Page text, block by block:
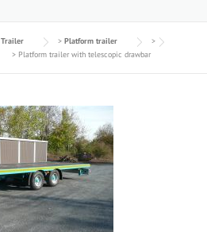
Trailer > Platform trailer
>
> Platform trailer with telescopic drawbar